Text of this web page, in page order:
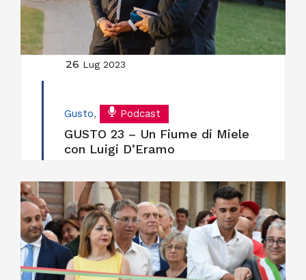
26 Lug 2023
Gusto, Podcast
GUSTO 23 – Un Fiume di Miele
con Luigi D’Eramo